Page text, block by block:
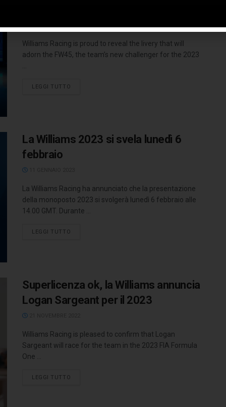
Williams Racing is proud to reveal the livery that will
adorn the FW45, the team’s new challenger for the 2023
LEGGI TUTTO
La Williams 2023 si svela lunedì 6
febbraio
La Williams Racing ha annunciato che la presentazione
della monoposto 2023 si svolgerà lunedì 6 febbraio alle
14.00 GMT. Durante ...
LEGGI TUTTO
Superlicenza ok, la Williams annuncia
Logan Sargeant per il 2023
Williams Racing is pleased to confirm that Logan
Sargeant will race for the team in the 2023 FIA Formula
One ...
LEGGI TUTTO